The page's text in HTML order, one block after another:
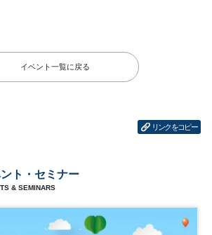
イベント一覧に戻る
リンクをコピー
ト・セミナー
& SEMINARS